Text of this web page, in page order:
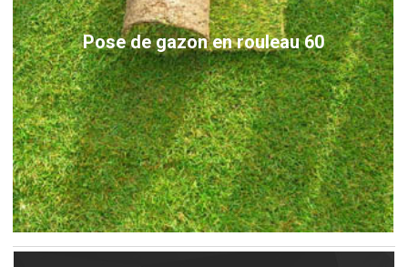
Pose de gazon en rouleau 60